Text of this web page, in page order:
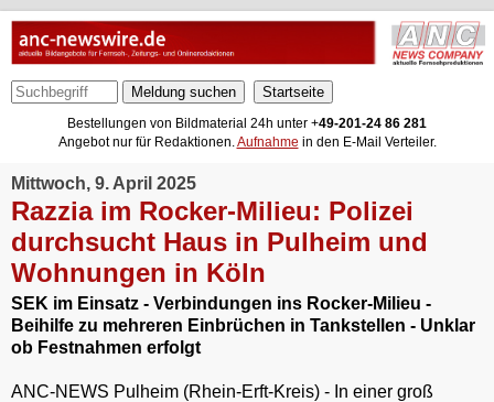
Meldung suchen
Bestellungen von Bildmaterial 24h unter +49-201-24 86 281
Angebot nur für Redaktionen.Aufnahme in den E-Mail Verteiler.
Mittwoch, 9. April 2025
Razzia im Rocker-Milieu: Polizei
durchsucht Haus in Pulheim und
Wohnungen in Köln
SEK im Einsatz - Verbindungen ins Rocker-Milieu -
Beihilfe zu mehreren Einbrüchen in Tankstellen - Unklar
ob Festnahmen erfolgt
ANC-NEWS Pulheim (Rhein-Erft-Kreis) - In einer groß